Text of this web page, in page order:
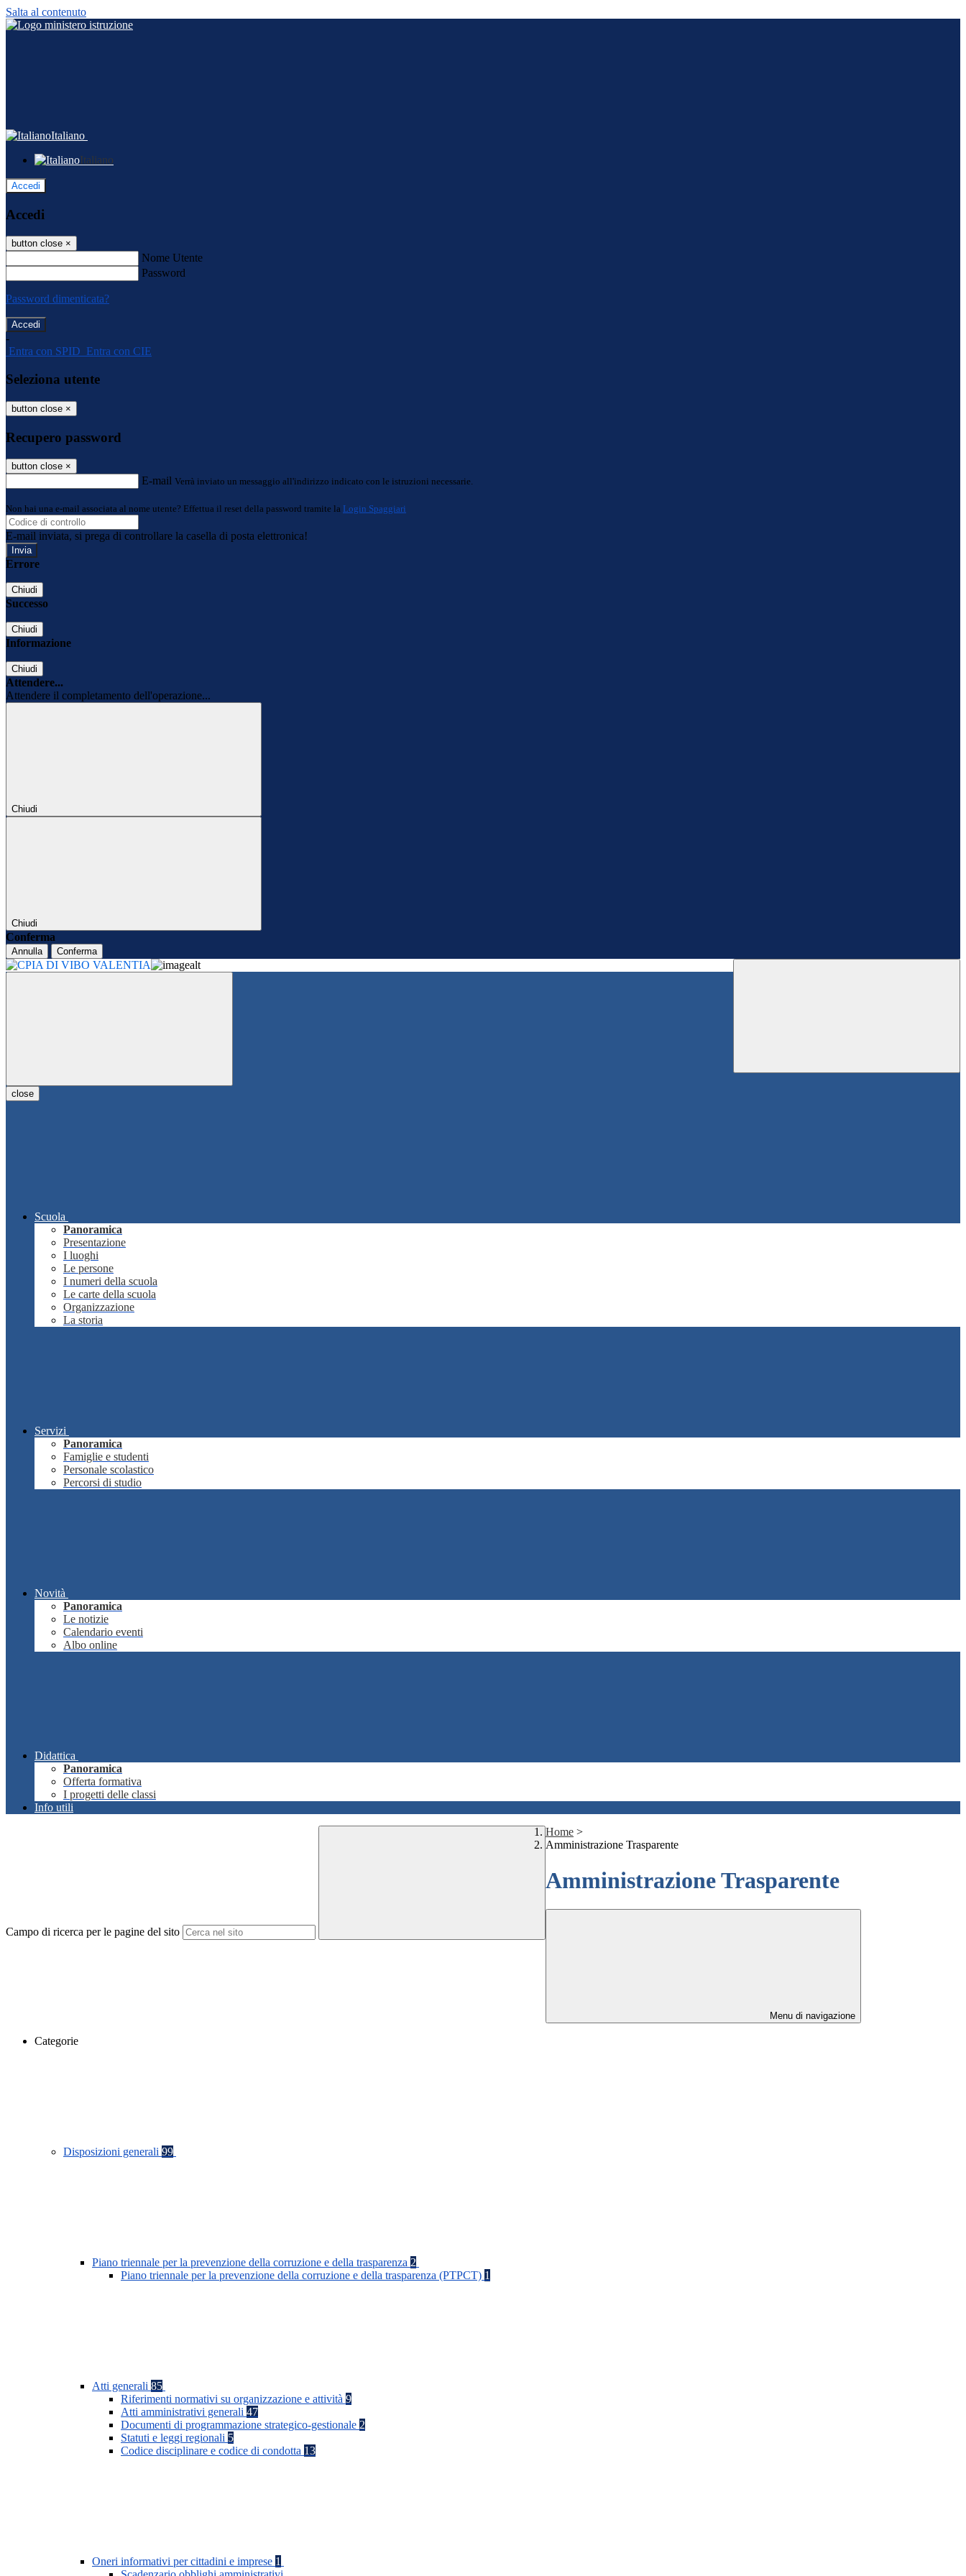
Salta al contenuto
Italiano
Italiano
Accedi
Accedi
button close ×
Nome Utente
Password
Password dimenticata?
-
Entra con SPID Entra con CIE
Seleziona utente
button close ×
Recupero password
button close ×
E-mail Verrà inviato un messaggio all'indirizzo indicato con le istruzioni necessarie.
Non hai una e-mail associata al nome utente? Effettua il reset della password tramite la Login Spaggiari
E-mail inviata, si prega di controllare la casella di posta elettronica!
Errore
Chiudi
Successo
Chiudi
Informazione
Chiudi
Attendere...
Attendere il completamento dell'operazione...
Chiudi
Chiudi
Conferma
Annulla Conferma
close
Scuola
Panoramica
Presentazione
I luoghi
Le persone
I numeri della scuola
Le carte della scuola
Organizzazione
La storia
Servizi
Panoramica
Famiglie e studenti
Personale scolastico
Percorsi di studio
Novità
Panoramica
Le notizie
Calendario eventi
Albo online
Didattica
Panoramica
Offerta formativa
I progetti delle classi
Info utili
Campo di ricerca per le pagine del sito
Home >
Amministrazione Trasparente
Amministrazione Trasparente
Menu di navigazione
Categorie
Disposizioni generali 99
Piano triennale per la prevenzione della corruzione e della trasparenza 2
Piano triennale per la prevenzione della corruzione e della trasparenza (PTPCT) 1
Atti generali 85
Riferimenti normativi su organizzazione e attività 9
Atti amministrativi generali 47
Documenti di programmazione strategico-gestionale 2
Statuti e leggi regionali 5
Codice disciplinare e codice di condotta 13
Oneri informativi per cittadini e imprese 1